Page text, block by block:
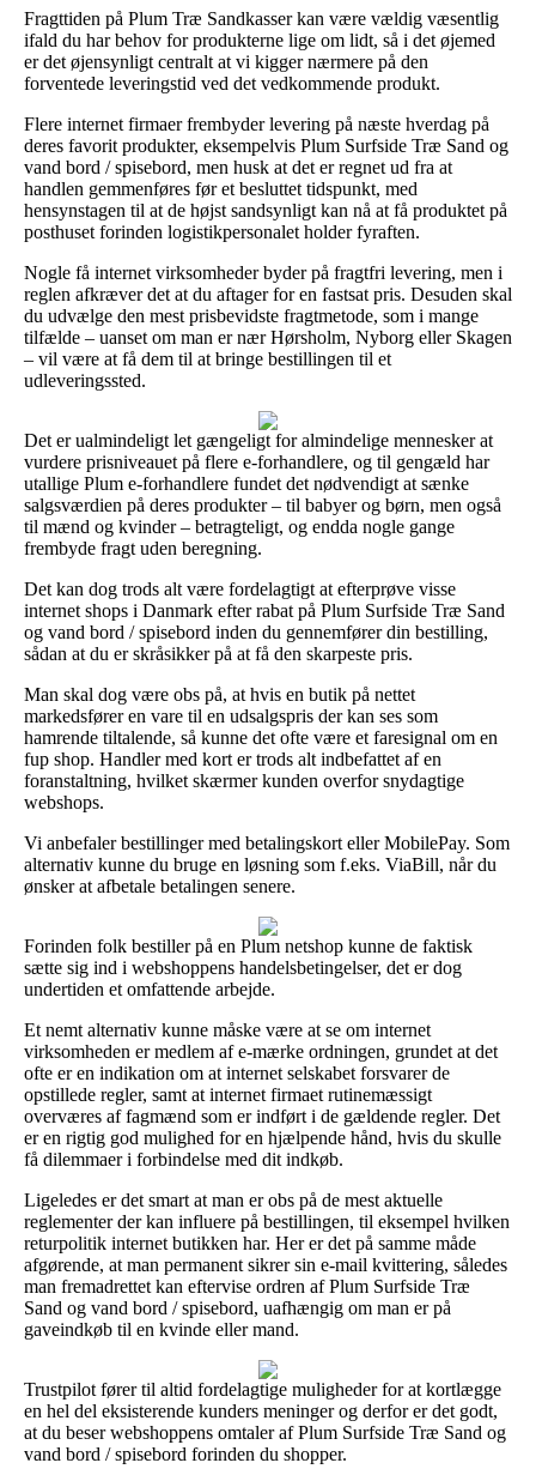
Fragttiden på Plum Træ Sandkasser kan være vældig væsentlig
ifald du har behov for produkterne lige om lidt, så i det øjemed
er det øjensynligt centralt at vi kigger nærmere på den
forventede leveringstid ved det vedkommende produkt.
Flere internet firmaer frembyder levering på næste hverdag på
deres favorit produkter, eksempelvis Plum Surfside Træ Sand og
vand bord / spisebord, men husk at det er regnet ud fra at
handlen gemmenføres før et besluttet tidspunkt, med
hensynstagen til at de højst sandsynligt kan nå at få produktet på
posthuset forinden logistikpersonalet holder fyraften.
Nogle få internet virksomheder byder på fragtfri levering, men i
reglen afkræver det at du aftager for en fastsat pris. Desuden skal
du udvælge den mest prisbevidste fragtmetode, som i mange
tilfælde – uanset om man er nær Hørsholm, Nyborg eller Skagen
– vil være at få dem til at bringe bestillingen til et
udleveringssted.
Det er ualmindeligt let gængeligt for almindelige mennesker at
vurdere prisniveauet på flere e-forhandlere, og til gengæld har
utallige Plum e-forhandlere fundet det nødvendigt at sænke
salgsværdien på deres produkter – til babyer og børn, men også
til mænd og kvinder – betragteligt, og endda nogle gange
frembyde fragt uden beregning.
Det kan dog trods alt være fordelagtigt at efterprøve visse
internet shops i Danmark efter rabat på Plum Surfside Træ Sand
og vand bord / spisebord inden du gennemfører din bestilling,
sådan at du er skråsikker på at få den skarpeste pris.
Man skal dog være obs på, at hvis en butik på nettet
markedsfører en vare til en udsalgspris der kan ses som
hamrende tiltalende, så kunne det ofte være et faresignal om en
fup shop. Handler med kort er trods alt indbefattet af en
foranstaltning, hvilket skærmer kunden overfor snydagtige
webshops.
Vi anbefaler bestillinger med betalingskort eller MobilePay. Som
alternativ kunne du bruge en løsning som f.eks. ViaBill, når du
ønsker at afbetale betalingen senere.
Forinden folk bestiller på en Plum netshop kunne de faktisk
sætte sig ind i webshoppens handelsbetingelser, det er dog
undertiden et omfattende arbejde.
Et nemt alternativ kunne måske være at se om internet
virksomheden er medlem af e-mærke ordningen, grundet at det
ofte er en indikation om at internet selskabet forsvarer de
opstillede regler, samt at internet firmaet rutinemæssigt
overværes af fagmænd som er indført i de gældende regler. Det
er en rigtig god mulighed for en hjælpende hånd, hvis du skulle
få dilemmaer i forbindelse med dit indkøb.
Ligeledes er det smart at man er obs på de mest aktuelle
reglementer der kan influere på bestillingen, til eksempel hvilken
returpolitik internet butikken har. Her er det på samme måde
afgørende, at man permanent sikrer sin e-mail kvittering, således
man fremadrettet kan eftervise ordren af Plum Surfside Træ
Sand og vand bord / spisebord, uafhængig om man er på
gaveindkøb til en kvinde eller mand.
Trustpilot fører til altid fordelagtige muligheder for at kortlægge
en hel del eksisterende kunders meninger og derfor er det godt,
at du beser webshoppens omtaler af Plum Surfside Træ Sand og
vand bord / spisebord forinden du shopper.